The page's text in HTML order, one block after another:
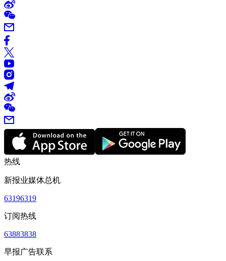
热线
新报业媒体总机
63196319
订阅热线
63883838
早报广告联系